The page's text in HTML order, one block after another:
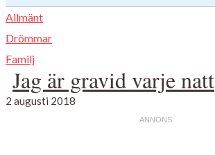
Allmänt
Drömmar
Familj
Jag är gravid varje natt
2 augusti 2018